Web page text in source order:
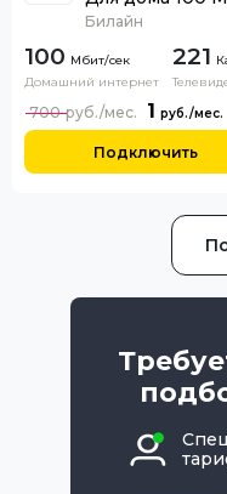
Билайн
100
Домашний интернет
221
1
700
Подключить